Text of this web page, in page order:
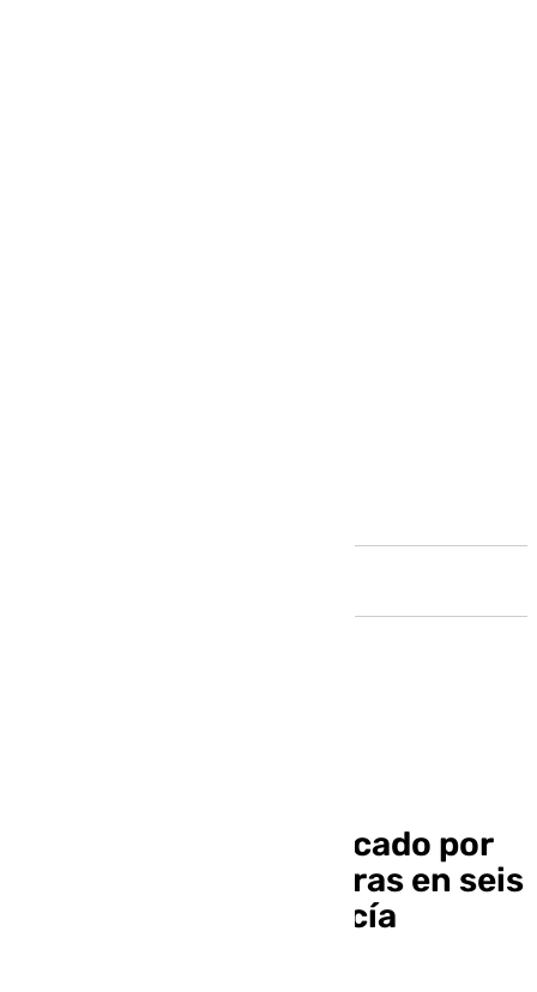
Inicio de semana marcado por
alertas de temperaturas en seis
provincias de Andalucía